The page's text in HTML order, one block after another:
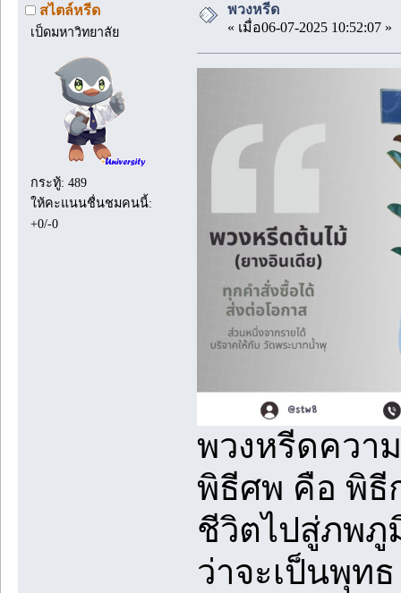
สไตล์หรีด
เป็ดมหาวิทยาลัย
กระทู้: 489
ให้คะแนนชื่นชมคนนี้:
+0/-0
พวงหรีด
« เมื่อ06-07-2025 10:52:07 »
พวงหรีดควา
พิธีศพ คือ พิธี
ชีวิตไปสู่ภพภู
ว่าจะเป็นพุท